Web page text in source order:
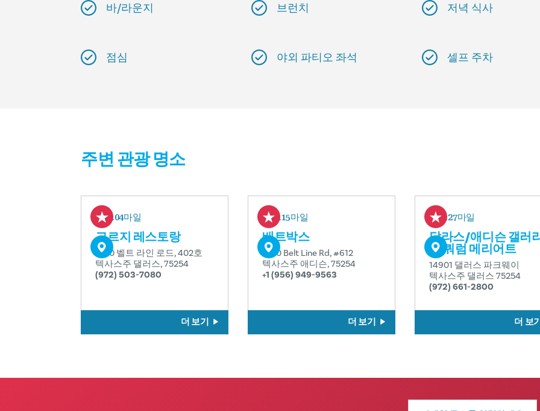
바/라운지 브런치 저녁 식사
점심 야외 파티오 좌석 셀프 주차
주변 관광 명소
0.04마일
고르지 레스토랑
5100 벨트 라인 로드, 402호
텍사스주 댈러스, 75254
(972) 503-7080
더 보기
0.15마일
배트박스
5100 Belt Line Rd, #612
텍사스주 애디슨, 75254
+1 (956) 949-9563
더 보기
0.27마일
달라스/애디슨 갤러
아 쿼럼 메리어트
14901 댈러스 파크웨이
텍사스주 댈러스 75254
(972) 661-2800
더 보
이